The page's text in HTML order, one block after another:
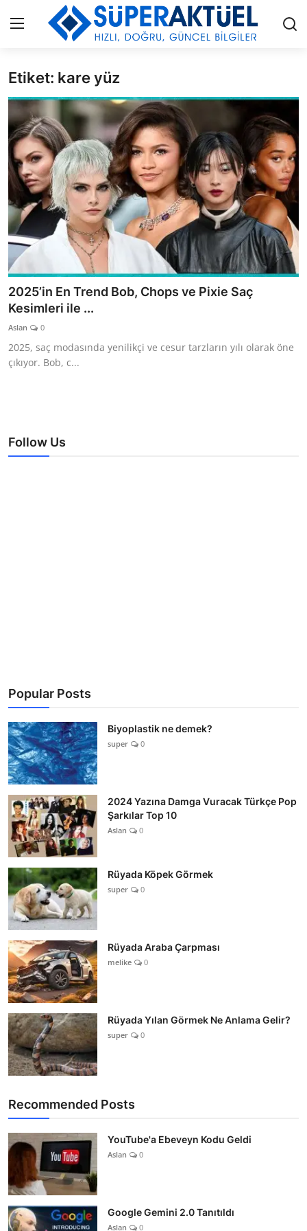
Giriş
İLETİŞİM
HAKKIMIZDA
KÜNYE
MODA
İŞ BİRLİĞİ
MÜZİK
BİLGİ
ÖNEMLİ GÜNLER
Etiket: kare yüz
2025’in En Trend Bob, Chops ve Pixie Saç
Kesimleri ile ...
Aslan 0
2025, saç modasında yenilikçi ve cesur tarzların yılı olarak öne
çıkıyor. Bob, c...
Follow Us
Popular Posts
Biyoplastik ne demek?
super 0
2024 Yazına Damga Vuracak Türkçe Pop
Şarkılar Top 10
Aslan 0
Rüyada Köpek Görmek
super 0
Rüyada Araba Çarpması
melike 0
Rüyada Yılan Görmek Ne Anlama Gelir?
super 0
Recommended Posts
YouTube'a Ebeveyn Kodu Geldi
Aslan 0
Google Gemini 2.0 Tanıtıldı
Aslan 0